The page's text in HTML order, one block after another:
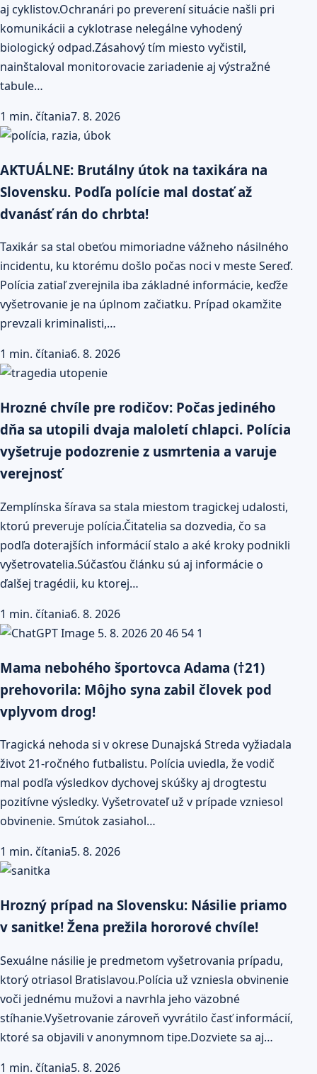
aj cyklistov.Ochranári po preverení situácie našli pri
komunikácii a cyklotrase nelegálne vyhodený
biologický odpad.Zásahový tím miesto vyčistil,
nainštaloval monitorovacie zariadenie aj výstražné
tabule…
1 min. čítania7. 8. 2026
AKTUÁLNE: Brutálny útok na taxikára na
Slovensku. Podľa polície mal dostať až
dvanásť rán do chrbta!
Taxikár sa stal obeťou mimoriadne vážneho násilného
incidentu, ku ktorému došlo počas noci v meste Sereď.
Polícia zatiaľ zverejnila iba základné informácie, keďže
vyšetrovanie je na úplnom začiatku. Prípad okamžite
prevzali kriminalisti,…
1 min. čítania6. 8. 2026
Hrozné chvíle pre rodičov: Počas jediného
dňa sa utopili dvaja maloletí chlapci. Polícia
vyšetruje podozrenie z usmrtenia a varuje
verejnosť
Zemplínska šírava sa stala miestom tragickej udalosti,
ktorú preveruje polícia.Čitatelia sa dozvedia, čo sa
podľa doterajších informácií stalo a aké kroky podnikli
vyšetrovatelia.Súčasťou článku sú aj informácie o
ďalšej tragédii, ku ktorej…
1 min. čítania6. 8. 2026
Mama nebohého športovca Adama (†21)
prehovorila: Môjho syna zabil človek pod
vplyvom drog!
Tragická nehoda si v okrese Dunajská Streda vyžiadala
život 21-ročného futbalistu. Polícia uviedla, že vodič
mal podľa výsledkov dychovej skúšky aj drogtestu
pozitívne výsledky. Vyšetrovateľ už v prípade vzniesol
obvinenie. Smútok zasiahol…
1 min. čítania5. 8. 2026
Hrozný prípad na Slovensku: Násilie priamo
v sanitke! Žena prežila hororové chvíle!
Sexuálne násilie je predmetom vyšetrovania prípadu,
ktorý otriasol Bratislavou.Polícia už vzniesla obvinenie
voči jednému mužovi a navrhla jeho väzobné
stíhanie.Vyšetrovanie zároveň vyvrátilo časť informácií,
ktoré sa objavili v anonymnom tipe.Dozviete sa aj…
1 min. čítania5. 8. 2026